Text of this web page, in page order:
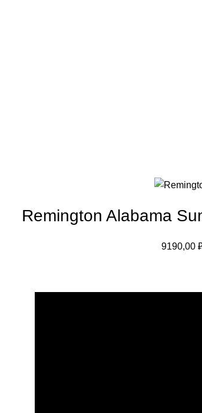
Remington Alabama
9190,00